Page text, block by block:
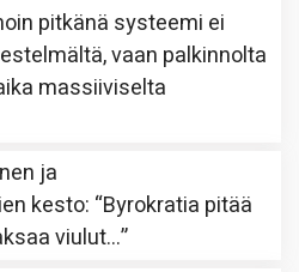
pitkänä systeemi ei
vaan palkinnolta
massiiviselta
ja
kesto: “Byrokratia pitää
viulut…”